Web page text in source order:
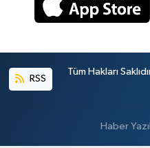
RSS
Tüm Hakları
Haber